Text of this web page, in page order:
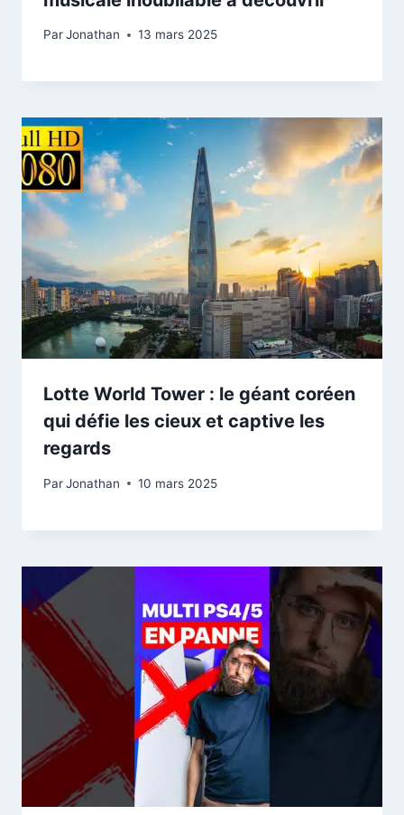
ParJonathan 13 mars 2025
Lotte World Tower : le géant coréen
qui défie les cieux et captive les
regards
ParJonathan 10 mars 2025